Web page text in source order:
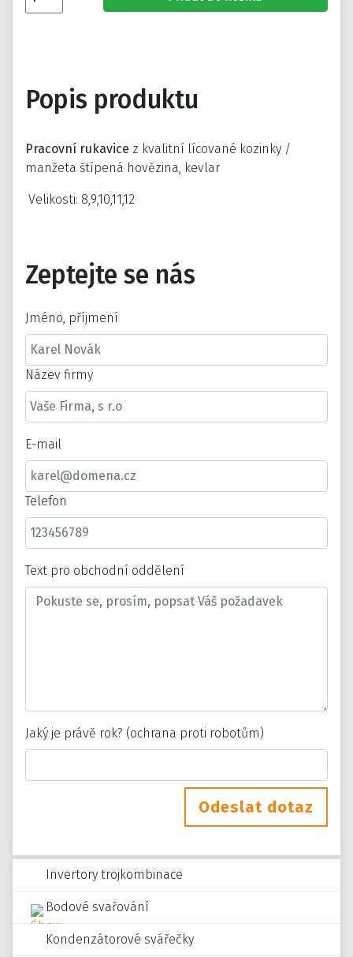
Invertory trojkombinace
Bodové svařování
Kondenzátorové svářečky
Popis produktu
Pracovní rukavice z kvalitní lícované kozinky /
manžeta štípená hovězina, kevlar
Velikosti: 8,9,10,11,12
Zeptejte se nás
Jméno, příjmení
Název firmy
E-mail
Telefon
Text pro obchodní oddělení
Jaký je právě rok? (ochrana proti robotům)
Odeslat dotaz